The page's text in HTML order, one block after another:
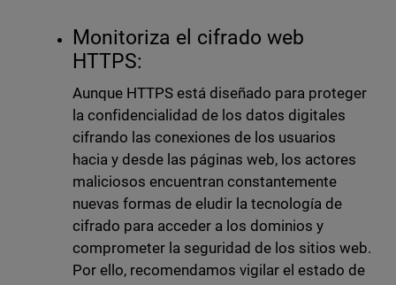
Monitoriza el cifrado web
HTTPS:
Aunque HTTPS está diseñado para proteger
la confidencialidad de los datos digitales
cifrando las conexiones de los usuarios
hacia y desde las páginas web, los actores
maliciosos encuentran constantemente
nuevas formas de eludir la tecnología de
cifrado para acceder a los dominios y
comprometer la seguridad de los sitios web.
Por ello, recomendamos vigilar el estado de